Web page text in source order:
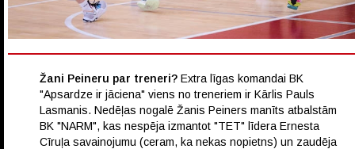
Žani Peineru par treneri? Extra līgas komandai BK
"Apsardze ir jāciena" viens no treneriem ir Kārlis Pauls
Lasmanis. Nedēļas nogalē Žanis Peiners manīts atbalstām
BK "NARM", kas nespēja izmantot "TET" līdera Ernesta
Cīruļa savainojumu (ceram, ka nekas nopietns) un zaudēja